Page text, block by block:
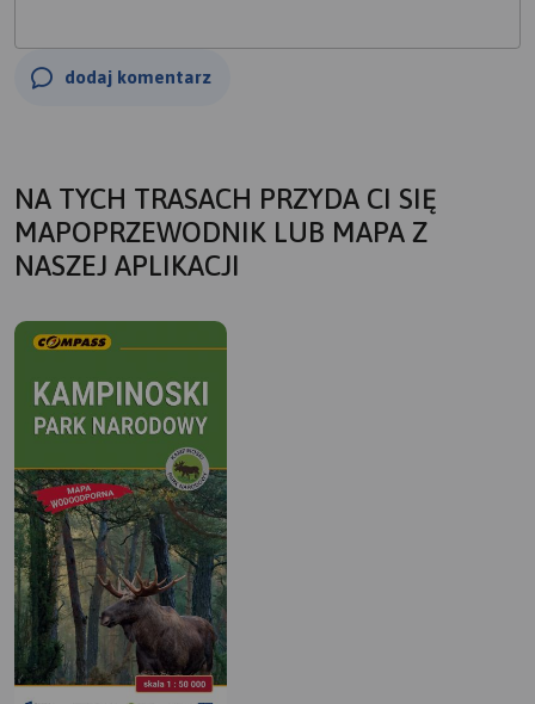
dodaj komentarz
NA TYCH TRASACH PRZYDA CI SIĘ
MAPOPRZEWODNIK LUB MAPA Z
NASZEJ APLIKACJI